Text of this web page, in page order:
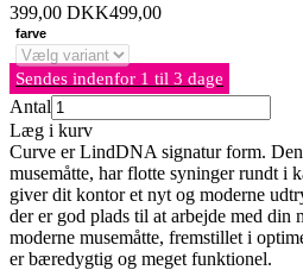
399,00 DKK499,00
farve
Sendes indenfor 1 til 3 dage
Antal
Læg i kurv
Curve er LindDNA signatur form.
musemåtte, har flotte syninger rundt i
giver dit kontor et nyt og moderne
der er god plads til at arbejde med din
moderne musemåtte, fremstillet i
er bæredygtig og meget funktionel.